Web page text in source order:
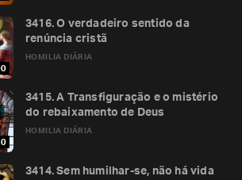
HOMILIA DIÁRIA
3416. O verdadeiro sentido da
renúncia cristã
HOMILIA DIÁRIA
3415. A Transfiguração e o mistério
do rebaixamento de Deus
3414. Sem humilhar-se, não há vida